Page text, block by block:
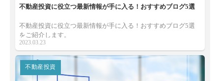
不動産投資に役立つ最新情報が手に入る！おすすめブログ5選
不動産投資に役立つ最新情報が手に入る！おすすめブログ5選
をご紹介します。
2023.03.23
不動産投資